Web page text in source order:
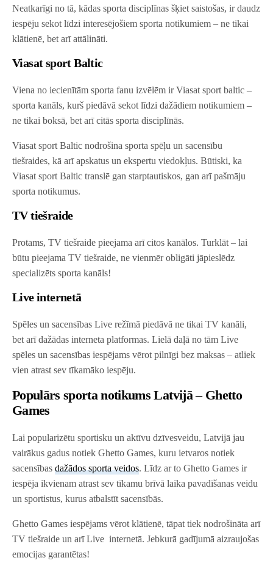
Neatkarīgi no tā, kādas sporta disciplīnas šķiet saistošas, ir daudz
iespēju sekot līdzi interesējošiem sporta notikumiem – ne tikai
klātienē, bet arī attālināti.
Viasat sport Baltic
Viena no iecienītām sporta fanu izvēlēm ir Viasat sport baltic –
sporta kanāls, kurš piedāvā sekot līdzi dažādiem notikumiem –
ne tikai boksā, bet arī citās sporta disciplīnās.
Viasat sport Baltic nodrošina sporta spēļu un sacensību
tiešraides, kā arī apskatus un ekspertu viedokļus. Būtiski, ka
Viasat sport Baltic translē gan starptautiskos, gan arī pašmāju
sporta notikumus.
TV tiešraide
Protams, TV tiešraide pieejama arī citos kanālos. Turklāt – lai
būtu pieejama TV tiešraide, ne vienmēr obligāti jāpieslēdz
specializēts sporta kanāls!
Live internetā
Spēles un sacensības Live režīmā piedāvā ne tikai TV kanāli,
bet arī dažādas interneta platformas. Lielā daļā no tām Live
spēles un sacensības iespējams vērot pilnīgi bez maksas – atliek
vien atrast sev tīkamāko iespēju.
Populārs sporta notikums Latvijā – Ghetto
Games
Lai popularizētu sportisku un aktīvu dzīvesveidu, Latvijā jau
vairākus gadus notiek Ghetto Games, kuru ietvaros notiek
sacensībasdažādos sporta veidos. Līdz ar to Ghetto Games ir
iespēja ikvienam atrast sev tīkamu brīvā laika pavadīšanas veidu
un sportistus, kurus atbalstīt sacensībās.
Ghetto Games iespējams vērot klātienē, tāpat tiek nodrošināta arī
TV tiešraide un arī Live internetā. Jebkurā gadījumā aizraujošas
emocijas garantētas!